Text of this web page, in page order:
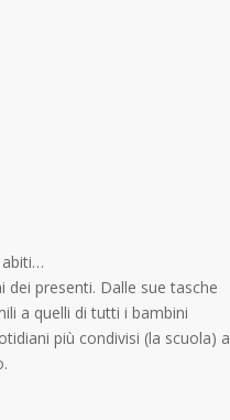
presenti. Dalle sue tasche
a quelli di tutti i bambini
più condivisi (la scuola) a